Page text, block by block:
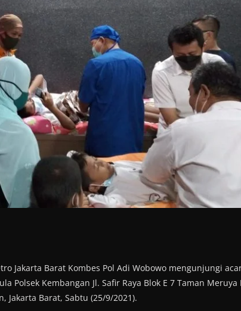
Jakarta Barat Kombes Pol Adi Wobowo mengunjungi
Polsek Kembangan Jl. Safir Raya Blok E 7 Taman Meruya
Jakarta Barat, Sabtu (25/9/2021).